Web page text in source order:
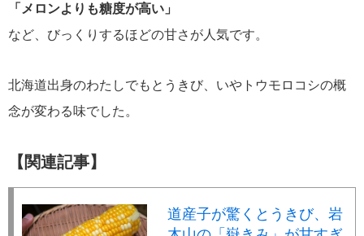
「メロンよりも糖度が高い」
など、びっくりするほどの甘さが人気です。
北海道出身のわたしでもとうきび、いやトウモロコシの概
念が変わる味でした。
【関連記事】
道産子が驚くとうきび、岩